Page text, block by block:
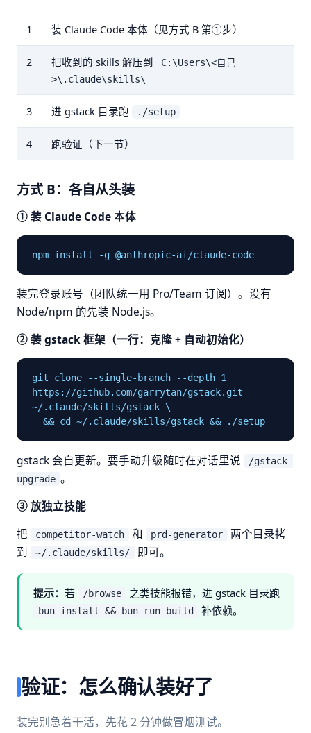
1 装 Claude Code 本体（见方式 B 第①步）
2 把收到的 skills 解压到
C:\Users\<自己
>\.claude\skills\
3 进 gstack 目录跑 ./setup
4 跑验证（下一节）
方式 B：各自从头装
① 装 Claude Code 本体
npm install -g @anthropic-ai/claude-code
装完登录账号（团队统一用 Pro/Team 订阅）。没有
Node/npm 的先装 Node.js。
② 装 gstack 框架（一行：克隆 + 自动初始化）
git clone --single-branch --depth 1
https://github.com/garrytan/gstack.git
~/.claude/skills/gstack \
  && cd ~/.claude/skills/gstack && ./setup
gstack 会自更新。要手动升级随时在对话里说
/gstack-
upgrade 。
③ 放独立技能
把
competitor-watch 和 prd-generator
两个目录拷
到
~/.claude/skills/ 即可。
提示： 若 /browse 之类技能报错，进 gstack 目录跑
bun install && bun run build 补依赖。
验证：怎么确认装好了
装完别急着干活，先花 2 分钟做冒烟测试。